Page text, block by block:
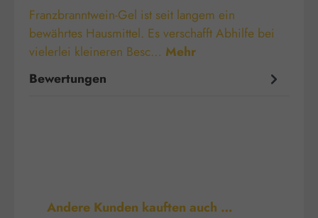
Franzbranntwein-Gel ist seit langem ein
bewährtes Hausmittel. Es verschafft Abhilfe bei
vielerlei kleineren Besc… Mehr
Bewertungen
Produktgalerie überspringen
Andere Kunden kauften auch …